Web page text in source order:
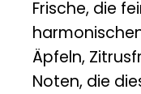
Frische, die
Äpfeln,
Noten, die